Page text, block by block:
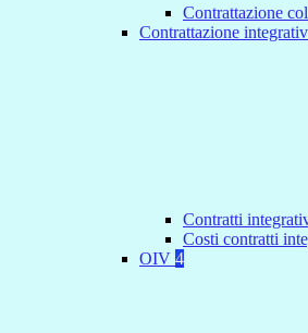
Contrattazione
Contrattazione
Contratti
Costi contratti
OIV 4